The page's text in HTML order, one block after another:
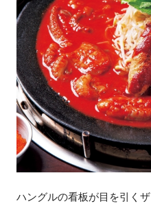
ハングルの看板が目を引く